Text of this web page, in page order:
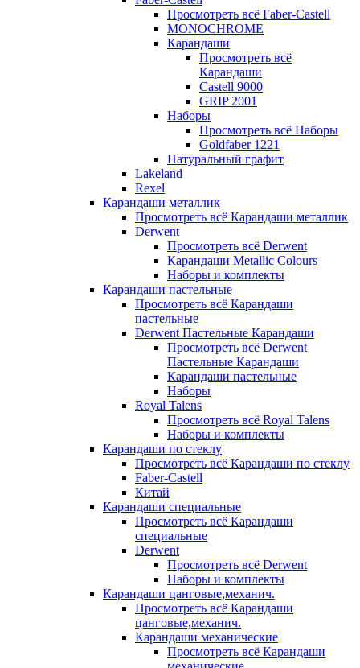
Просмотреть всё Faber-Castell
MONOCHROME
Карандаши
Просмотреть всё
Карандаши
Castell 9000
GRIP 2001
Наборы
Просмотреть всё Наборы
Goldfaber 1221
Натуральный графит
Lakeland
Rexel
Карандаши металлик
Просмотреть всё Карандаши металлик
Derwent
Просмотреть всё Derwent
Карандаши Metallic Colours
Наборы и комплекты
Карандаши пастельные
Просмотреть всё Карандаши
пастельные
Derwent Пастельные Карандаши
Просмотреть всё Derwent
Пастельные Карандаши
Карандаши пастельные
Наборы
Royal Talens
Просмотреть всё Royal Talens
Наборы и комплекты
Карандаши по стеклу
Просмотреть всё Карандаши по стеклу
Faber-Castell
Китай
Карандаши специальные
Просмотреть всё Карандаши
специальные
Derwent
Просмотреть всё Derwent
Наборы и комплекты
Карандаши цанговые,механич.
Просмотреть всё Карандаши
цанговые,механич.
Карандаши механические
Просмотреть всё Карандаши